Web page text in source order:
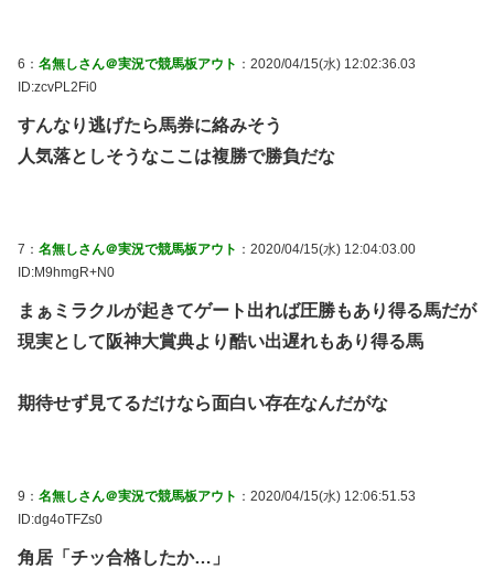
6： 名無しさん＠実況で競馬板アウト ：2020/04/15(水) 12:02:36.03
ID:zcvPL2Fi0
すんなり逃げたら馬券に絡みそう
人気落としそうなここは複勝で勝負だな
7： 名無しさん＠実況で競馬板アウト ：2020/04/15(水) 12:04:03.00
ID:M9hmgR+N0
まぁミラクルが起きてゲート出れば圧勝もあり得る馬だが
現実として阪神大賞典より酷い出遅れもあり得る馬
期待せず見てるだけなら面白い存在なんだがな
9： 名無しさん＠実況で競馬板アウト ：2020/04/15(水) 12:06:51.53
ID:dg4oTFZs0
角居「チッ合格したか…」